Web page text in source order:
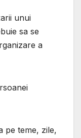
unui
sa se
a
pe teme, zile,